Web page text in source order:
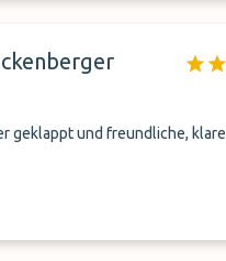
geklappt und freundliche, klare